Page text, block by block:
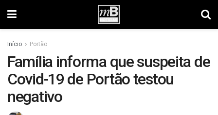
Início Portão
Família informa que suspeita de
Covid-19 de Portão testou
negativo